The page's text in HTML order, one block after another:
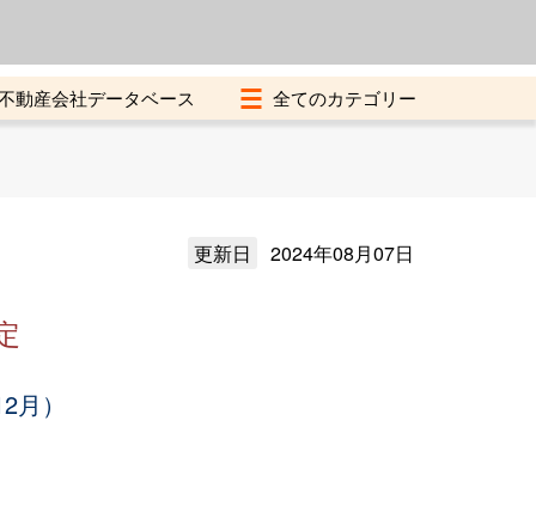
動産会社データベース
更新日 2024年08月07日
）